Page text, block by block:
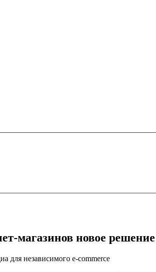
магазинов новое
для независимого e-commerce